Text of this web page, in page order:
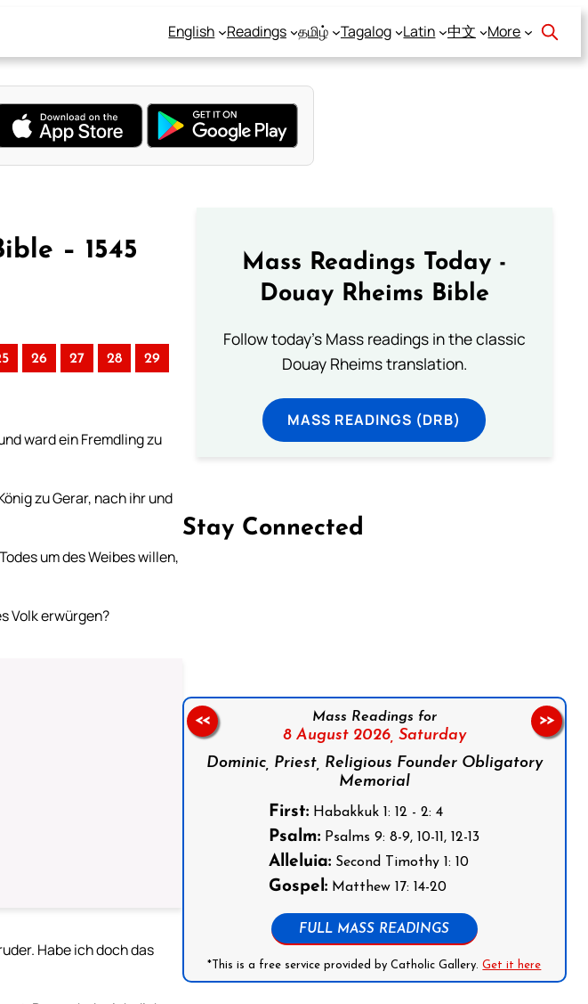
English Readings தமிழ் Tagalog Latin 中文 More
– 1545
26 27 28 29
ward ein Fremdling zu
zu Gerar, nach ihr und
um des Weibes willen,
Volk erwürgen?
Habe ich doch das
Mass Readings Today -
Douay Rheims Bible
Follow today's Mass readings in the classic
Douay Rheims translation.
MASS READINGS (DRB)
Stay Connected
Mass Readings for
8 August 2026, Saturday
Dominic, Priest, Religious Founder Obligatory
Memorial
First: Habakkuk 1: 12 - 2: 4
Psalm: Psalms 9: 8-9, 10-11, 12-13
Alleluia: Second Timothy 1: 10
Gospel: Matthew 17: 14-20
FULL MASS READINGS
*This is a free service provided by Catholic Gallery.Get it here
<< >>